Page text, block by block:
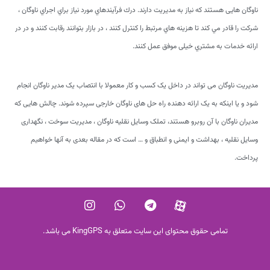
ناوگان هایی هستند که نیاز به مدیریت دارند. درك فرآيندهاي مورد نياز براي اجراي ناوگان ،
شركت را قادر مي كند تا هزينه هاي مرتبط را كنترل كنند ، در بازار بتوانند رقابت کنند و در در
ارائه خدمات به مشتري خیلی موفق عمل کنند.
مدیریت ناوگان می تواند در داخل یک کسب و کار معمولا با انتصاب یک مدیر ناوگان انجام
شود و یا اینکه به یک ارائه دهنده راه حل های ناوگان خارجی سپرده شوند. چالش هایی که
مدیران ناوگان با آن روبرو هستند، تملک وسایل نقلیه ناوگان ، مدیریت سوخت ، نگهداری
وسایل نقلیه ، بهداشت و ایمنی و انطباق و … است که در مقاله بعدی به آنها خواهیم
پرداخت.
تمامی حقوق محتوای این سایت متعلق به KingGPS می باشد.